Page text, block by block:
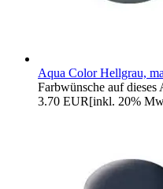
Aqua Color Hellgrau,
Farbwünsche auf dieses
3.70 EUR[inkl. 20%